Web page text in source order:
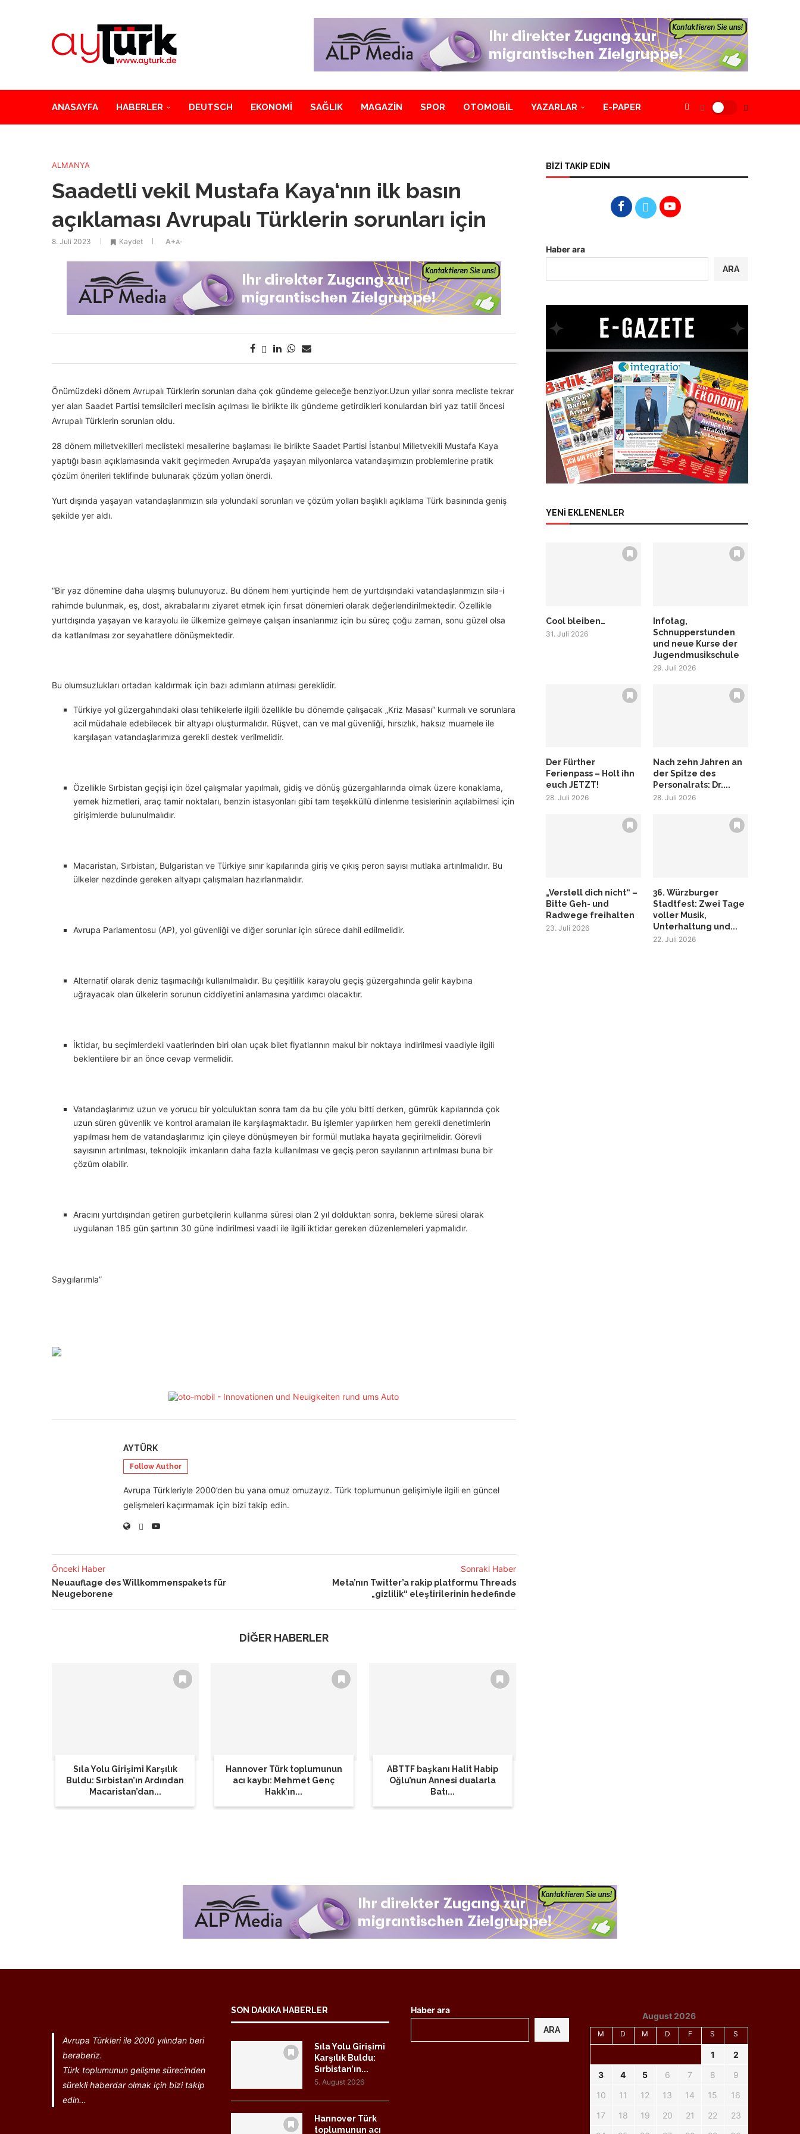
ANASAYFA HABERLER DEUTSCH EKONOMİ SAĞLIK MAGAZİN SPOR OTOMOBİL YAZARLAR E-PAPER
ALMANYA
Saadetli vekil Mustafa Kaya‘nın ilk basın
açıklaması Avrupalı Türklerin sorunları için
8. Juli 2023 Kaydet A+A-
Önümüzdeki dönem Avrupalı Türklerin sorunları daha çok gündeme geleceğe benziyor.Uzun yıllar sonra mecliste tekrar
yer alan Saadet Partisi temsilcileri meclisin açılması ile birlikte ilk gündeme getirdikleri konulardan biri yaz tatili öncesi
Avrupalı Türklerin sorunları oldu.
28 dönem milletvekilleri meclisteki mesailerine başlaması ile birlikte Saadet Partisi İstanbul Milletvekili Mustafa Kaya
yaptığı basın açıklamasında vakit geçirmeden Avrupa’da yaşayan milyonlarca vatandaşımızın problemlerine pratik
çözüm önerileri teklifinde bulunarak çözüm yolları önerdi.
Yurt dışında yaşayan vatandaşlarımızın sıla yolundaki sorunları ve çözüm yolları başlıklı açıklama Türk basınında geniş
şekilde yer aldı.
“Bir yaz dönemine daha ulaşmış bulunuyoruz. Bu dönem hem yurtiçinde hem de yurtdışındaki vatandaşlarımızın sila-i
rahimde bulunmak, eş, dost, akrabalarını ziyaret etmek için fırsat dönemleri olarak değerlendirilmektedir. Özellikle
yurtdışında yaşayan ve karayolu ile ülkemize gelmeye çalışan insanlarımız için bu süreç çoğu zaman, sonu güzel olsa
da katlanılması zor seyahatlere dönüşmektedir.
Bu olumsuzlukları ortadan kaldırmak için bazı adımların atılması gereklidir.
Türkiye yol güzergahındaki olası tehlikelerle ilgili özellikle bu dönemde çalışacak „Kriz Masası“ kurmalı ve sorunlara
acil müdahale edebilecek bir altyapı oluşturmalıdır. Rüşvet, can ve mal güvenliği, hırsızlık, haksız muamele ile
karşılaşan vatandaşlarımıza gerekli destek verilmelidir.
Özellikle Sırbistan geçişi için özel çalışmalar yapılmalı, gidiş ve dönüş güzergahlarında olmak üzere konaklama,
yemek hizmetleri, araç tamir noktaları, benzin istasyonları gibi tam teşekküllü dinlenme tesislerinin açılabilmesi için
girişimlerde bulunulmalıdır.
Macaristan, Sırbistan, Bulgaristan ve Türkiye sınır kapılarında giriş ve çıkış peron sayısı mutlaka artırılmalıdır. Bu
ülkeler nezdinde gereken altyapı çalışmaları hazırlanmalıdır.
Avrupa Parlamentosu (AP), yol güvenliği ve diğer sorunlar için sürece dahil edilmelidir.
Alternatif olarak deniz taşımacılığı kullanılmalıdır. Bu çeşitlilik karayolu geçiş güzergahında gelir kaybına
uğrayacak olan ülkelerin sorunun ciddiyetini anlamasına yardımcı olacaktır.
İktidar, bu seçimlerdeki vaatlerinden biri olan uçak bilet fiyatlarının makul bir noktaya indirilmesi vaadiyle ilgili
beklentilere bir an önce cevap vermelidir.
Vatandaşlarımız uzun ve yorucu bir yolculuktan sonra tam da bu çile yolu bitti derken, gümrük kapılarında çok
uzun süren güvenlik ve kontrol aramaları ile karşılaşmaktadır. Bu işlemler yapılırken hem gerekli denetimlerin
yapılması hem de vatandaşlarımız için çileye dönüşmeyen bir formül mutlaka hayata geçirilmelidir. Görevli
sayısının artırılması, teknolojik imkanların daha fazla kullanılması ve geçiş peron sayılarının artırılması buna bir
çözüm olabilir.
Aracını yurtdışından getiren gurbetçilerin kullanma süresi olan 2 yıl dolduktan sonra, bekleme süresi olarak
uygulanan 185 gün şartının 30 güne indirilmesi vaadi ile ilgili iktidar gereken düzenlemeleri yapmalıdır.
Saygılarımla”
AYTÜRK
Follow Author
Avrupa Türkleriyle 2000’den bu yana omuz omuzayız. Türk toplumunun gelişimiyle ilgili en güncel
gelişmeleri kaçırmamak için bizi takip edin.
Önceki Haber
Neuauflage des Willkommenspakets für
Neugeborene
Sonraki Haber
Meta’nın Twitter’a rakip platformu Threads
„gizlilik“ eleştirilerinin hedefinde
DİĞER HABERLER
Sıla Yolu Girişimi Karşılık
Buldu: Sırbistan’ın Ardından
Macaristan’dan...
Hannover Türk toplumunun
acı kaybı: Mehmet Genç
Hakk’ın...
ABTTF başkanı Halit Habip
Oğlu’nun Annesi dualarla
Batı...
BİZİ TAKİP EDİN
Haber ara
ARA
YENİ EKLENENLER
Cool bleiben…
31. Juli 2026
Infotag,
Schnupperstunden
und neue Kurse der
Jugendmusikschule
29. Juli 2026
Der Fürther
Ferienpass – Holt ihn
euch JETZT!
28. Juli 2026
Nach zehn Jahren an
der Spitze des
Personalrats: Dr....
28. Juli 2026
„Verstell dich nicht“ –
Bitte Geh- und
Radwege freihalten
23. Juli 2026
36. Würzburger
Stadtfest: Zwei Tage
voller Musik,
Unterhaltung und...
22. Juli 2026
Avrupa Türkleri ile 2000 yılından beri
beraberiz.
Türk toplumunun gelişme sürecinden
sürekli haberdar olmak için bizi takip
edin...
SON DAKIKA HABERLER
Sıla Yolu Girişimi
Karşılık Buldu:
Sırbistan’ın...
5. August 2026
Hannover Türk
toplumunun acı
Haber ara
ARA
August 2026
M D M D F S S
1
2
3
4 5 6 7 8
9
10
11 12 13 14 15
16
17
18 19 20 21 22
23